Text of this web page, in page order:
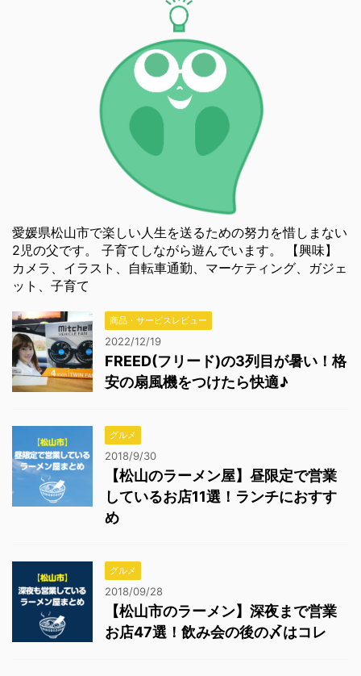
愛媛県松山市で楽しい人生を送るための努力を惜しまない
2児の父です。 子育てしながら遊んでいます。 【興味】
カメラ、イラスト、自転車通勤、マーケティング、ガジェ
ット、子育て
商品・サービスレビュー
2022/12/19
FREED(フリード)の3列目が暑い！格
安の扇風機をつけたら快適♪
グルメ
2018/9/30
【松山のラーメン屋】昼限定で営業
しているお店11選！ランチにおすす
め
グルメ
2018/09/28
【松山市のラーメン】深夜まで営業
お店47選！飲み会の後の〆はコレ